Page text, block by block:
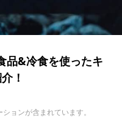
品&冷食を使ったキ
！
ョンが含まれています。